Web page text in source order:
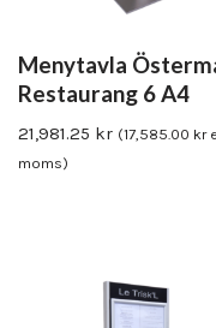
Menytavla
Restaurang 6 A4
21,981.25 kr (17,585.00 kr
moms)